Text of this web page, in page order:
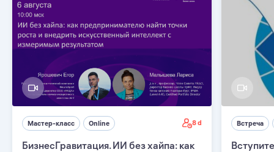
Мастер-класс Online 8 d
БизнесГравитация. ИИ без хайпа: как
Встреча